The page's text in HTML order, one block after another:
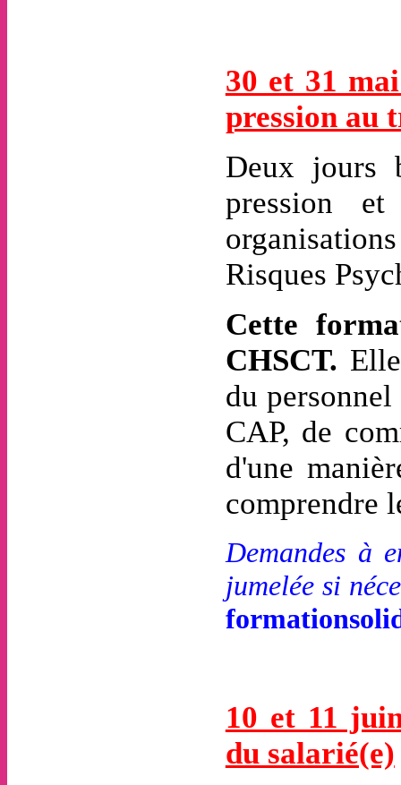
30 et 31
pression au
Deux jours
pression
Risques
Cette
CHSCT.
du personnel
CAP, de
d'une
comprendre
Demandes à
jumelée si
10 et 11
du salarié(e)